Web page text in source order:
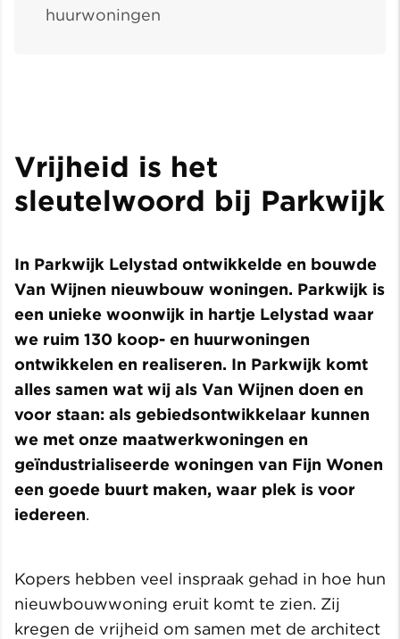
huurwoningen
Vrijheid is het
sleutelwoord bij Parkwijk
In Parkwijk Lelystad ontwikkelde en bouwde
Van Wijnen nieuwbouw woningen. Parkwijk is
een unieke woonwijk in hartje Lelystad waar
we ruim 130 koop- en huurwoningen
ontwikkelen en realiseren. In Parkwijk komt
alles samen wat wij als Van Wijnen doen en
voor staan: als gebiedsontwikkelaar kunnen
we met onze maatwerkwoningen en
geïndustrialiseerde woningen van Fijn Wonen
een goede buurt maken, waar plek is voor
iedereen.
Kopers hebben veel inspraak gehad in hoe hun
nieuwbouwwoning eruit komt te zien. Zij
kregen de vrijheid om samen met de architect